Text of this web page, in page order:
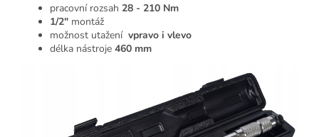
pracovní rozsah 28 - 210 Nm
1/2" montáž
možnost utažení vpravo i vlevo
délka nástroje 460 mm